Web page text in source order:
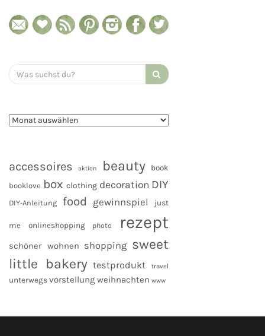
Search
for:
accessoires aktion beauty
book
booklove box clothing decoration DIY
DIY-Anleitung food gewinnspiel just
me onlineshopping photo rezept
schöner wohnen shopping sweet
little bakery testprodukt travel
unterwegs vorstellung weihnachten www